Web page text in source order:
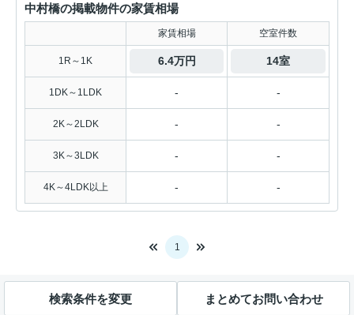
中村橋の掲載物件の家賃相場
家賃相場 空室件数
1R～1K 6.4万円 14室
1DK～1LDK - -
2K～2LDK - -
3K～3LDK - -
4K～4LDK以上 - -
1
検索条件を変更 まとめてお問い合わせ